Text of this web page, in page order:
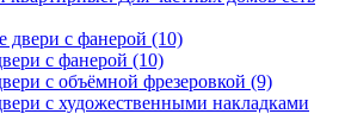
с фанерой (10)
с объёмной фрезеровкой (9)
с художественными накладками